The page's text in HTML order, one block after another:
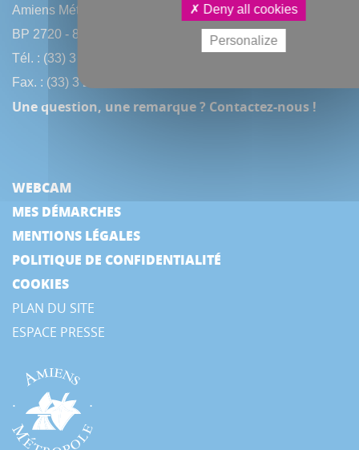
Amiens Métropole
BP 2720 - 80027 Amiens CEDEX
Tél. : (33) 3 22 97 40 40
Fax. : (33) 3 22 97 42 53
Une question, une remarque ? Contactez-nous !
WEBCAM
MES DÉMARCHES
MENTIONS LÉGALES
POLITIQUE DE CONFIDENTIALITÉ
COOKIES
PLAN DU SITE
ESPACE PRESSE
Deny all cookies
Personalize